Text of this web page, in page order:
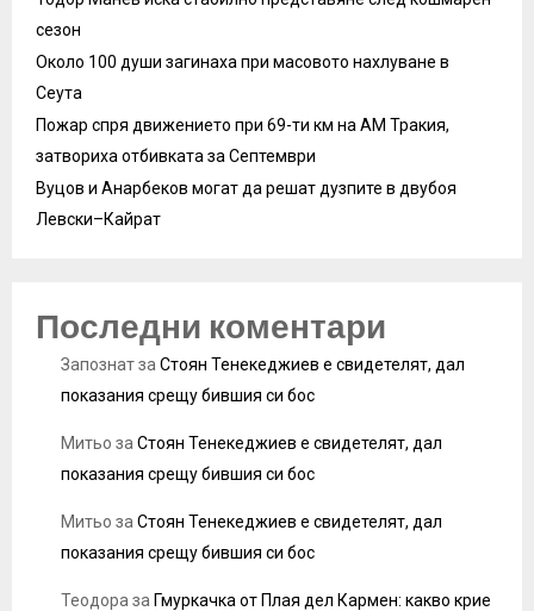
сезон
Около 100 души загинаха при масовото нахлуване в
Сеута
Пожар спря движението при 69-ти км на АМ Тракия,
затвориха отбивката за Септември
Вуцов и Анарбеков могат да решат дузпите в двубоя
Левски–Кайрат
Последни коментари
Запознатза Стоян Тенекеджиев е свидетелят, дал
показания срещу бившия си бос
Митьо за Стоян Тенекеджиев е свидетелят, дал
показания срещу бившия си бос
Митьо за Стоян Тенекеджиев е свидетелят, дал
показания срещу бившия си бос
Теодора за Гмуркачка от Плая дел Кармен: какво крие